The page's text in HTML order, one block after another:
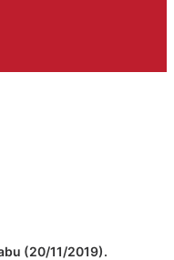
(20/11/2019).